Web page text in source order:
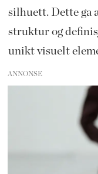
silhuett. Dette ga
struktur og
unikt visuelt
ANNONSE